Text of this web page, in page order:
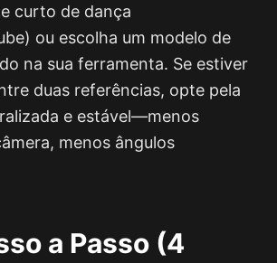
curto de dança
ou escolha um modelo de
na sua ferramenta. Se estiver
duas referências, opte pela
e estável—menos
menos ângulos
a Passo (4